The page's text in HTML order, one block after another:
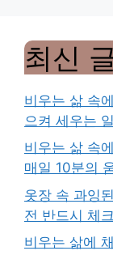
최신
비우는 삶 속
으켜 세우는
비우는 삶 속
매일 10분의
옷장 속 과잉
전 반드시 체
비우는 삶에